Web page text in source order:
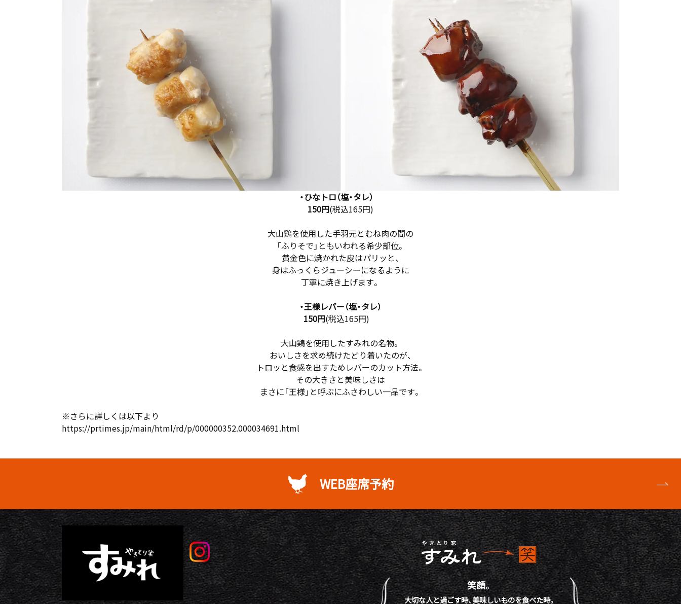
・ひなトロ（塩・タレ）
150円(税込165円)
大山鶏を使用した手羽元とむね肉の間の
「ふりそで」ともいわれる希少部位。
黄金色に焼かれた皮はパリッと、
身はふっくらジューシーになるように
丁寧に焼き上げます。
・王様レバー（塩・タレ）
150円(税込165円)
大山鶏を使用したすみれの名物。
おいしさを求め続けたどり着いたのが、
トロッと食感を出すためレバーのカット方法。
その大きさと美味しさは
まさに「王様」と呼ぶにふさわしい一品です。
※さらに詳しくは以下より
https://prtimes.jp/main/html/rd/p/000000352.000034691.html
WEB座席予約
笑顔。
大切な人と過ごす時、美味しいものを食べた時。